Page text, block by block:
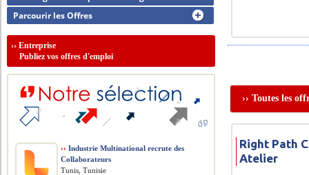
›› Toutes les
Right Path
Atelier
Parcourir les Offres
››Entreprise
Publiez vos offres d'emploi
›› Industrie Multinational recrute des
Collaborateurs
Tunis, Tunisie